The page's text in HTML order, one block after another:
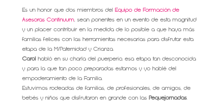
Es un honor que dos miembros del Equipo de Formación de
Asesoras Continuum, sean ponentes en un evento de esta magnitud
y un placer contribuir en la medida de lo posible a que haya más
familias felices con las herramientas necesarias para disfrutar esta
etapa de la M/Paternidad y Crianza.
Carolhabló en su charla del puerperio, esa etapa tan desconocida
y para la que tan poco preparadas estamos y yo hablé del
empoderamiento de la Familia.
Estuvimos rodeadas de familias, de profesionales, de amigos, de
bebés y niños que disfrutaron en grande con lasPequejornadas.